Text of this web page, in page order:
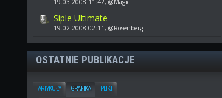
Siple Ultimate
19.02.2008 02:11, @Rosenberg
OSTATNIE PUBLIKACJE
ARTYKUŁY GRAFIKA PLIKI